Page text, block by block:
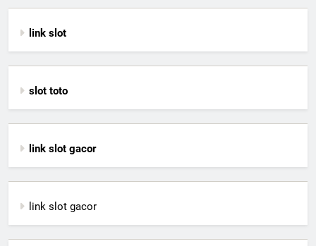
link slot
slot toto
link slot gacor
link slot gacor